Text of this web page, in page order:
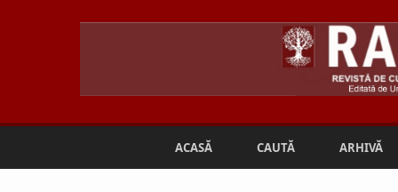
ACASĂ CAUTĂ ARHIVĂ